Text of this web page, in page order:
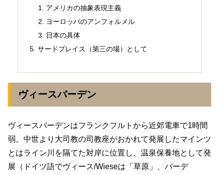
アメリカの抽象表現主義
ヨーロッパのアンフォルメル
日本の具体
サードプレイス（第三の場）として
ヴィースバーデン
ヴィースバーデンはフランクフルトから近郊電車で1時間
弱。中世より大司教の司教座がおかれて発展したマインツ
とはライン川を隔てた対岸に位置し、温泉保養地として発
展（ドイツ語でヴィース/Wieseは「草原」、バーデ